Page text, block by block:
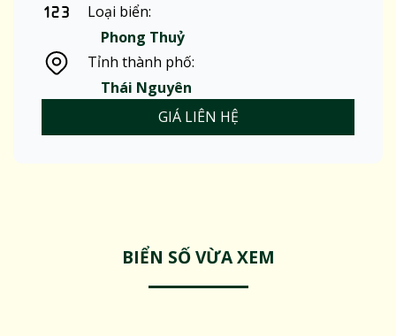
Loại biển:
Phong Thuỷ
Tỉnh thành phố:
Thái Nguyên
GIÁ LIÊN HỆ
BIỂN SỐ VỪA XEM